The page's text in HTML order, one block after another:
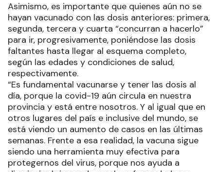
Asimismo, es importante que quienes aún no se
hayan vacunado con las dosis anteriores: primera,
segunda, tercera y cuarta “concurran a hacerlo”
para ir, progresivamente, poniéndose las dosis
faltantes hasta llegar al esquema completo,
según las edades y condiciones de salud,
respectivamente.
“Es fundamental vacunarse y tener las dosis al
día, porque la covid-19 aún circula en nuestra
provincia y está entre nosotros. Y al igual que en
otros lugares del país e inclusive del mundo, se
está viendo un aumento de casos en las últimas
semanas. Frente a esa realidad, la vacuna sigue
siendo una herramienta muy efectiva para
protegernos del virus, porque nos ayuda a